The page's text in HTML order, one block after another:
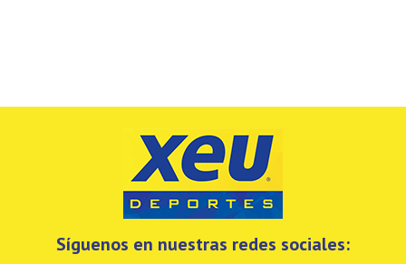
Síguenos en nuestras redes sociales: